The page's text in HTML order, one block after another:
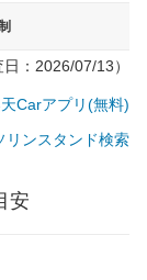
：2026/07/13）
Carアプリ(無料)
リンスタンド検索
安